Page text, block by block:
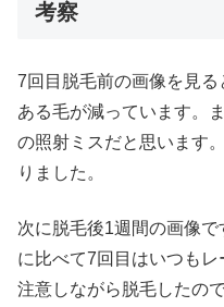
考察
7回目脱毛前の画像を見
ある毛が減っています。
の照射ミスだと思います
りました。
次に脱毛後1週間の画像
に比べて7回目はいつも
注意しながら脱毛したの